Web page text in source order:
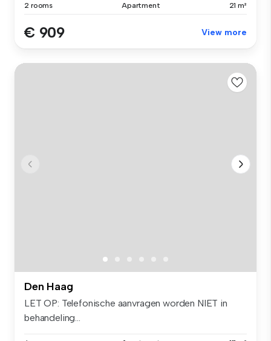
2 rooms Apartment 21 m²
€ 909 View more
Den Haag
LET OP: Telefonische aanvragen worden NIET in
behandeling...